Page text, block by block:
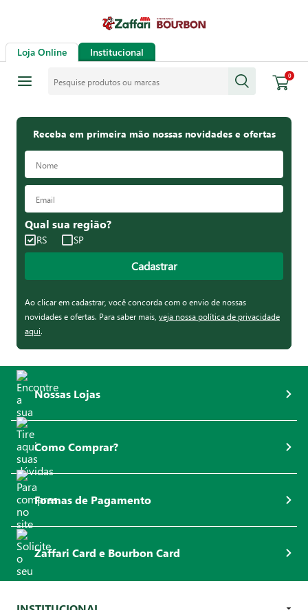
Loja Online Institucional
0
Receba em primeira mão nossas novidades e ofertas
Qual sua região?
RS SP
Cadastrar
Ao clicar em cadastrar, você concorda com o envio de nossas
novidades e ofertas. Para saber mais, veja nossa política de privacidade
aqui.
Nossas Lojas
Como Comprar?
Formas de Pagamento
Zaffari Card e Bourbon Card